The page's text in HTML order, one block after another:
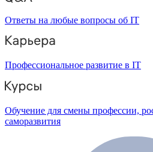
Ответы на любые вопросы об IT
Профессиональное развитие в IT
Обучение для смены профессии,
саморазвития